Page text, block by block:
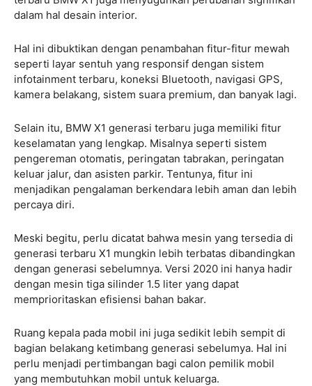
dalam hal desain interior.
Hal ini dibuktikan dengan penambahan fitur-fitur mewah
seperti layar sentuh yang responsif dengan sistem
infotainment terbaru, koneksi Bluetooth, navigasi GPS,
kamera belakang, sistem suara premium, dan banyak lagi.
Selain itu, BMW X1 generasi terbaru juga memiliki fitur
keselamatan yang lengkap. Misalnya seperti sistem
pengereman otomatis, peringatan tabrakan, peringatan
keluar jalur, dan asisten parkir. Tentunya, fitur ini
menjadikan pengalaman berkendara lebih aman dan lebih
percaya diri.
Meski begitu, perlu dicatat bahwa mesin yang tersedia di
generasi terbaru X1 mungkin lebih terbatas dibandingkan
dengan generasi sebelumnya. Versi 2020 ini hanya hadir
dengan mesin tiga silinder 1.5 liter yang dapat
memprioritaskan efisiensi bahan bakar.
Ruang kepala pada mobil ini juga sedikit lebih sempit di
bagian belakang ketimbang generasi sebelumya. Hal ini
perlu menjadi pertimbangan bagi calon pemilik mobil
yang membutuhkan mobil untuk keluarga.